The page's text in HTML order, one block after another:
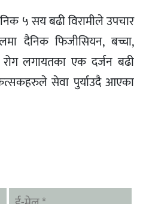
५ सय बढी विरामीले उपचार
दैनिक फिजीसियन, बच्चा,
रोग लगायतका एक दर्जन बढी
सेवा पुर्याउदै आएका